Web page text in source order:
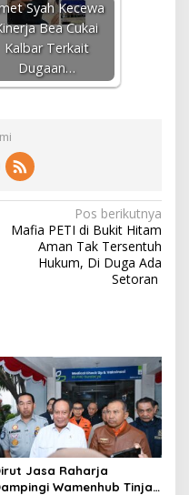
Syah Kecewa
Bea Cukai
Kalbar Terkait
Dugaan…
Pos berikutnya
Mafia PETI di Bukit Hitam
Aman Tak Tersentuh
Hukum, Di Duga Ada
Setoran
Jasa Raharja
Wamenhub Tinjau